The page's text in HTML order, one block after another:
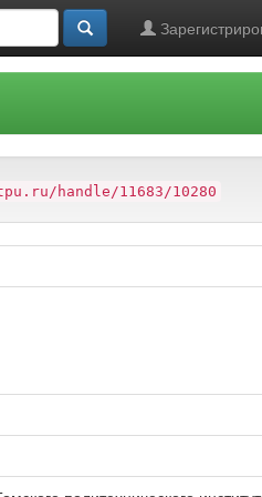
handle/11683/10280